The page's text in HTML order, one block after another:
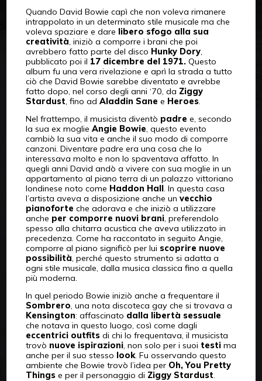
Quando David Bowie capì che non voleva rimanere
intrappolato in un determinato stile musicale ma che
voleva spaziare e dare libero sfogo alla sua
creatività, iniziò a comporre i brani che poi
avrebbero fatto parte del disco Hunky Dory,
pubblicato poi il 17 dicembre del 1971.Questo
album fu una vera rivelazione e aprì la strada a tutto
ciò che David Bowie sarebbe diventato e avrebbe
fatto dopo, nel corso degli anni ‘70, da Ziggy
Stardust, fino ad Aladdin Sane e Heroes.
Nel frattempo, il musicista diventò padre e, secondo
la sua ex moglie Angie Bowie, questo evento
cambiò la sua vita e anche il suo modo di comporre
canzoni. Diventare padre era una cosa che lo
interessava molto e non lo spaventava affatto. In
quegli anni David andò a vivere con sua moglie in un
appartamento al piano terra di un palazzo vittoriano
londinese noto come Haddon Hall. In questa casa
l’artista aveva a disposizione anche un vecchio
pianoforte che adorava e che iniziò a utilizzare
anche per comporre nuovi brani, preferendolo
spesso alla chitarra acustica che aveva utilizzato in
precedenza. Come ha raccontato in seguito Angie,
comporre al piano significò per lui scoprire nuove
possibilità, perché questo strumento si adatta a
ogni stile musicale, dalla musica classica fino a quella
più moderna.
In quel periodo Bowie iniziò anche a frequentare il
Sombrero, una nota discoteca gay che si trovava a
Kensington: affascinato dalla libertà sessuale
che notava in questo luogo, così come dagli
eccentrici outfitsdi chi lo frequentava, il musicista
trovò nuove ispirazioni, non solo per i suoi testima
anche per il suo stesso look. Fu osservando questo
ambiente che Bowie trovò l’idea per Oh, You Pretty
Thingse per il personaggio di Ziggy Stardust.